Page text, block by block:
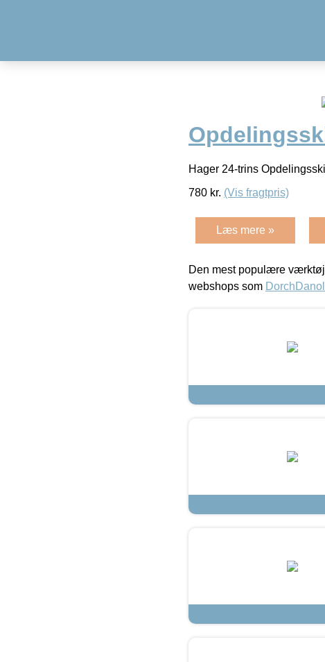
Hager 24-trins
780 kr. (Vis fragtpris)
Læs mere »
Den mest populære
webshops som